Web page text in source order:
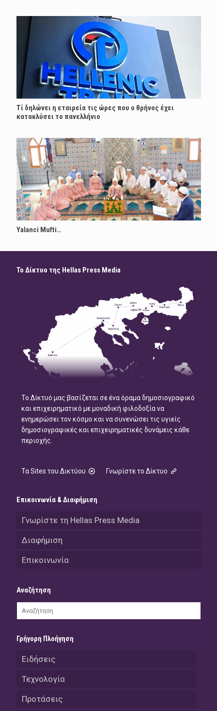
Τί δηλώνει η εταιρεία τις ώρες που ο θρήνος έχει
κατακλύσει το πανελλήνιο
Yalanci Mufti…
Το Δίκτυο της Hellas Press Media
Το Δίκτυό μας βασίζεται σε ένα όραμα δημοσιογραφικό
και επιχειρηματικό με μοναδική φιλοδοξία να
ενημερώσει τον κόσμο και να συνενώσει τις υγιείς
δημοσιογραφικές και επιχειρηματικές δυνάμεις κάθε
περιοχής.
Τα Sites του Δικτύου Γνωρίστε το Δίκτυο
Επικοινωνία & Διαφήμιση
Γνωρίστε τη Hellas Press Media
Διαφήμιση
Επικοινωνία
Αναζήτηση
Γρήγορη Πλοήγηση
Ειδήσεις
Τεχνολογία
Προτάσεις